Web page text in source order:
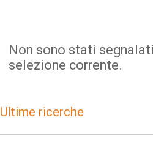
Non sono stati
selezione corrente.
Ultime ricerche